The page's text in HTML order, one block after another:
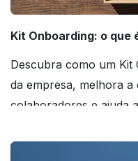
Kit Onboarding: o que
Descubra como um
da empresa, melhora
colaboradores e ajuda